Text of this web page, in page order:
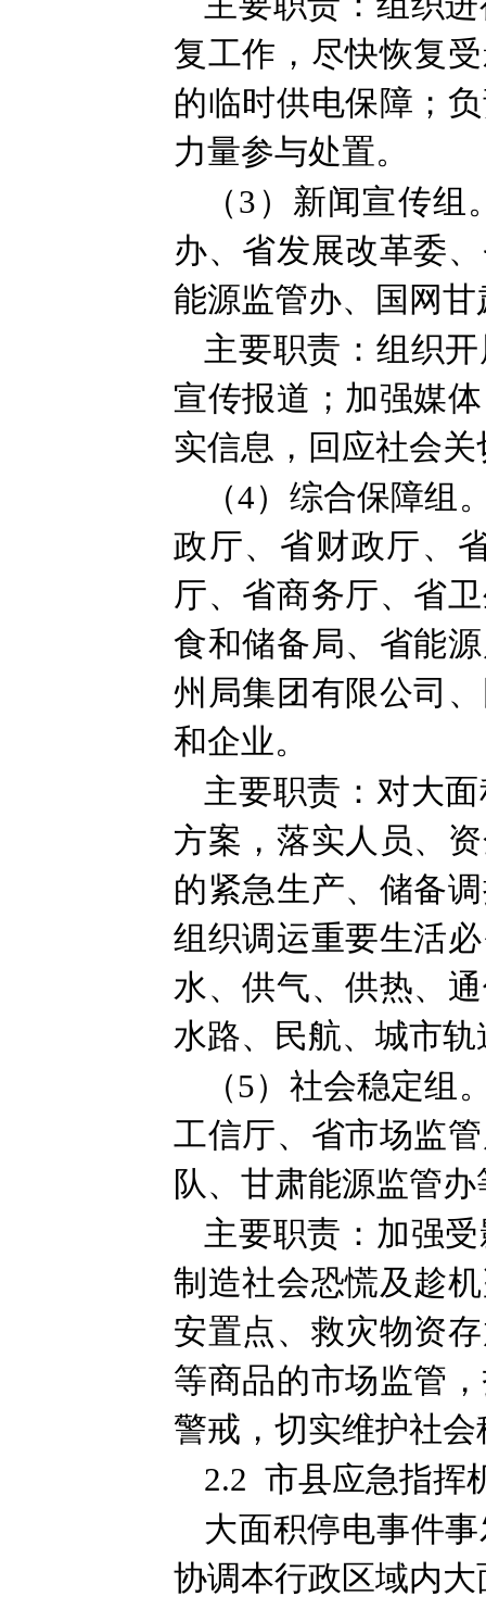
复工作，尽快恢复
的临时供电保障；
力量参与处置。
（3）新闻宣传
办、省发展改革委
能源监管办、国网
主要职责：组织
宣传报道；加强媒
实信息，回应社会关
（4）综合保障组
政厅、省财政厅、
厅、省商务厅、省
食和储备局、省能
州局集团有限公司
和企业。
主要职责：对大
方案，落实人员、
的紧急生产、储备
组织调运重要生活
水、供气、供热、
水路、民航、城市
（5）社会稳定组
工信厅、省市场监
队、甘肃能源监管
主要职责：加强
制造社会恐慌及趁
安置点、救灾物资
等商品的市场监管
警戒，切实维护社会
2.2 市县应急指挥
大面积停电事件
协调本行政区域内